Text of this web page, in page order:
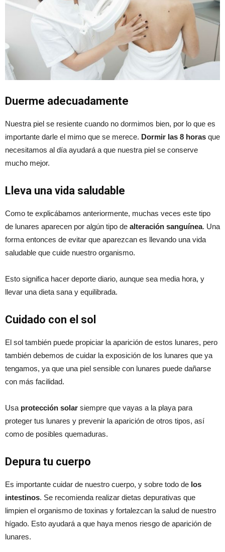
Duerme adecuadamente
Nuestra piel se resiente cuando no dormimos bien, por lo que es
importante darle el mimo que se merece. Dormir las 8 horas que
necesitamos al día ayudará a que nuestra piel se conserve
mucho mejor.
Lleva una vida saludable
Como te explicábamos anteriormente, muchas veces este tipo
de lunares aparecen por algún tipo de alteración sanguínea. Una
forma entonces de evitar que aparezcan es llevando una vida
saludable que cuide nuestro organismo.
Esto significa hacer deporte diario, aunque sea media hora, y
llevar una dieta sana y equilibrada.
Cuidado con el sol
El sol también puede propiciar la aparición de estos lunares, pero
también debemos de cuidar la exposición de los lunares que ya
tengamos, ya que una piel sensible con lunares puede dañarse
con más facilidad.
Usa protección solar siempre que vayas a la playa para
proteger tus lunares y prevenir la aparición de otros tipos, así
como de posibles quemaduras.
Depura tu cuerpo
Es importante cuidar de nuestro cuerpo, y sobre todo de los
intestinos. Se recomienda realizar dietas depurativas que
limpien el organismo de toxinas y fortalezcan la salud de nuestro
hígado. Esto ayudará a que haya menos riesgo de aparición de
lunares.